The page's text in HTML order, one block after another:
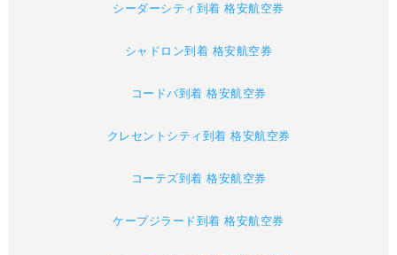
シーダーシティ到着 格安航空券
シャドロン到着 格安航空券
コードバ到着 格安航空券
クレセントシティ到着 格安航空券
コーテズ到着 格安航空券
ケープジラード到着 格安航空券